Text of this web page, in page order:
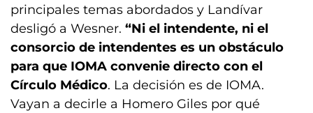
principales temas abordados y Landívar
desligó a Wesner. “Ni el intendente, ni el
consorcio de intendentes es un obstáculo
para que IOMA convenie directo con el
Círculo Médico. La decisión es de IOMA.
Vayan a decirle a Homero Giles por qué